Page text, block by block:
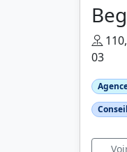
03
Conseil